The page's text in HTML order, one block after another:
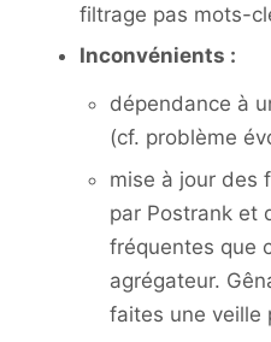
filtrage pas mots-
Inconvénients :
dépendance à
(cf. problème
mise à jour des
par Postrank et
fréquentes que
agrégateur.
faites une veille